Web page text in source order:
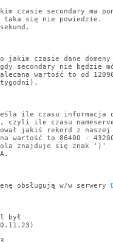
czasie secondary ma
taka się nie powiedzie.
czasie dane domeny
secondary nie będzie
wartość to od
ile czasu informacja
czyli ile czasu
jakiś rekord z naszej
wartość to 86400 -
znajduje się znak ')'
obsługują w/w serwery
był